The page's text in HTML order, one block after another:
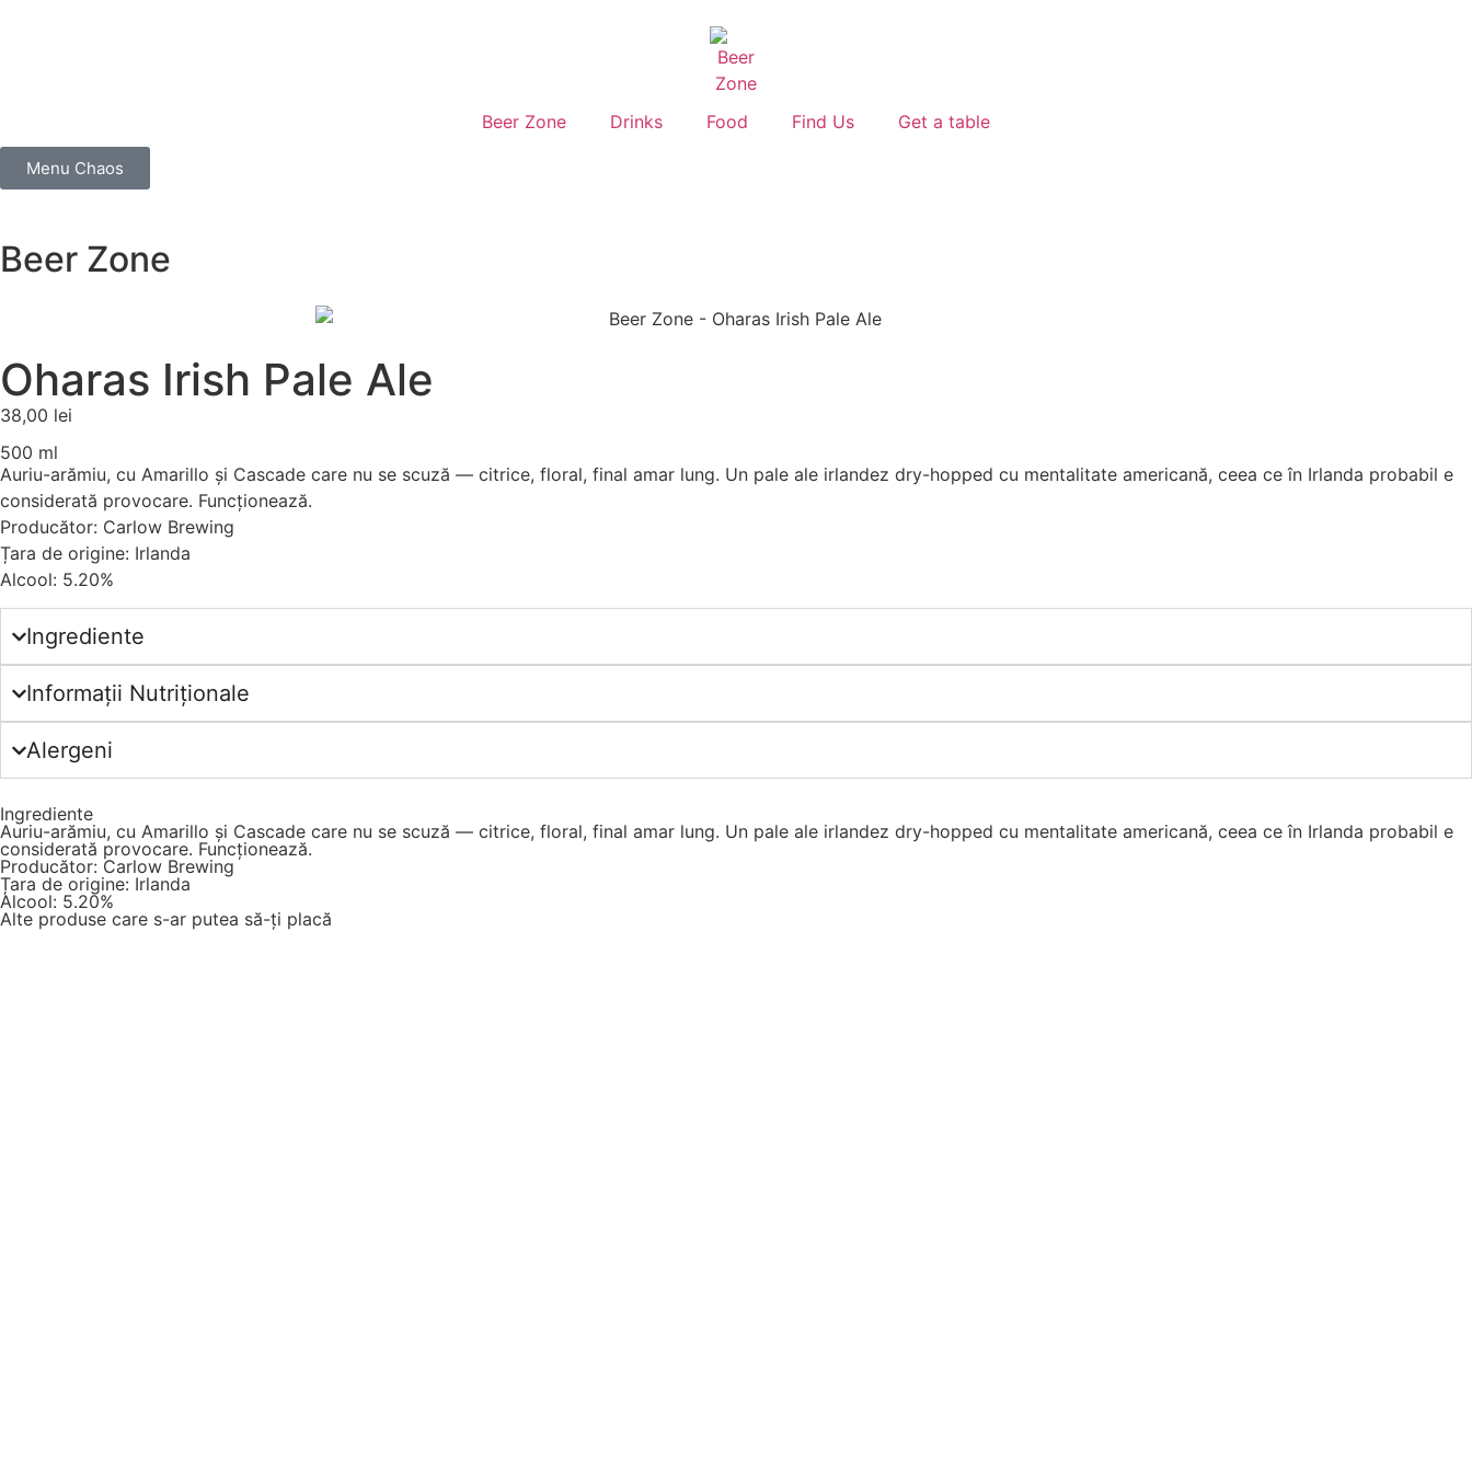
Beer Zone Drinks Food Find Us Get a table
Menu Chaos
Beer Zone
Oharas Irish Pale Ale
38,00 lei
500 ml
Auriu-arămiu, cu Amarillo și Cascade care nu se scuză — citrice, floral, final amar lung. Un pale ale irlandez dry-hopped cu mentalitate americană, ceea ce în Irlanda probabil e
considerată provocare. Funcționează.
Producător: Carlow Brewing
Țara de origine: Irlanda
Alcool: 5.20%
Ingrediente
Informații Nutriționale
Alergeni
Ingrediente
Auriu-arămiu, cu Amarillo și Cascade care nu se scuză — citrice, floral, final amar lung. Un pale ale irlandez dry-hopped cu mentalitate americană, ceea ce în Irlanda probabil e
considerată provocare. Funcționează.
Producător: Carlow Brewing
Țara de origine: Irlanda
Alcool: 5.20%
Alte produse care s-ar putea să-ți placă